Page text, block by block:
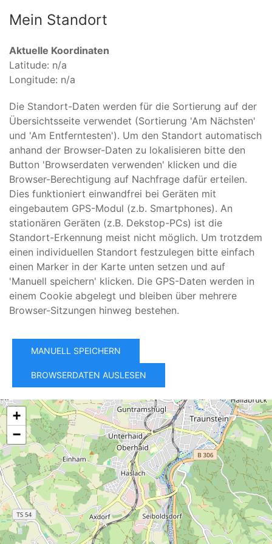
Mein Standort
Aktuelle Koordinaten
Latitude: n/a
Longitude: n/a
Die Standort-Daten werden für die Sortierung auf der
Übersichtsseite verwendet (Sortierung 'Am Nächsten'
und 'Am Entferntesten'). Um den Standort automatisch
anhand der Browser-Daten zu lokalisieren bitte den
Button 'Browserdaten verwenden' klicken und die
Browser-Berechtigung auf Nachfrage dafür erteilen.
Dies funktioniert einwandfrei bei Geräten mit
eingebautem GPS-Modul (z.b. Smartphones). An
stationären Geräten (z.B. Dekstop-PCs) ist die
Standort-Erkennung meist nicht möglich. Um trotzdem
einen individuellen Standort festzulegen bitte einfach
einen Marker in der Karte unten setzen und auf
'Manuell speichern' klicken. Die GPS-Daten werden in
einem Cookie abgelegt und bleiben über mehrere
Browser-Sitzungen hinweg bestehen.
MANUELL SPEICHERN
BROWSERDATEN AUSLESEN
+
−